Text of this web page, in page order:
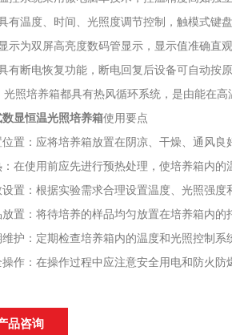
有温度、时间、光照度调节控制，触模式键盘
示为双屏高亮度数码管显示，显示值准确直观
有断电恢复功能，断电回复后设备可自动按
光照培养箱都具有热风循环系统，是由能在
数显恒温光照培养箱使用要点
位置：应将培养箱放置在阴凉、干燥、通风良
在使用前应先进行预热处理，使培养箱内的
置：根据实验需求合理设置温度、光照强度
置：将待培养的样品均匀放置在培养箱内的
维护：定期检查培养箱内的温度和光照控制系
作：在操作过程中应注意安全用电和防火防
品咨询